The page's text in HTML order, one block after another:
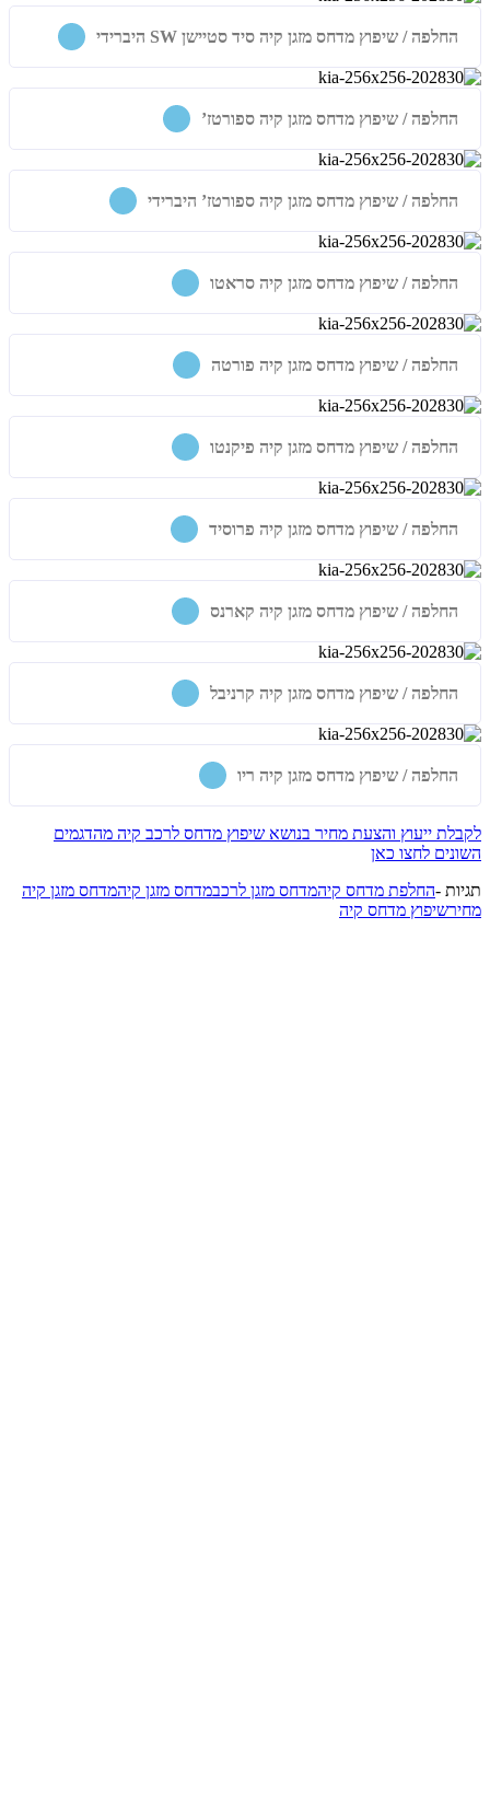
החלפה / שיפוץ מדחס מזגן קיה סיד סטיישן SW היברידי
החלפה / שיפוץ מדחס מזגן קיה ספורטז’
החלפה / שיפוץ מדחס מזגן קיה ספורטז’ היברידי
החלפה / שיפוץ מדחס מזגן קיה סראטו
החלפה / שיפוץ מדחס מזגן קיה פורטה
החלפה / שיפוץ מדחס מזגן קיה פיקנטו
החלפה / שיפוץ מדחס מזגן קיה פרוסיד
החלפה / שיפוץ מדחס מזגן קיה קארנס
החלפה / שיפוץ מדחס מזגן קיה קרניבל
החלפה / שיפוץ מדחס מזגן קיה ריו
לקבלת ייעוץ והצעת מחיר בנושא שיפוץ מדחס לרכב קיה מהדגמים
השונים לחצו כאן
תגיות -החלפת מדחס קיהמדחס מזגן לרכבמדחס מזגן קיהמדחס מזגן קיה
מחירשיפוץ מדחס קיה